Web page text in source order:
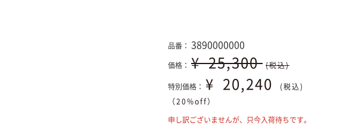
品番： 3890000000
価格： ¥25,300 (税込)
特別価格： ¥ 20,240
(税込)
（20%off）
申し訳ございませんが、只今入荷待ちです。